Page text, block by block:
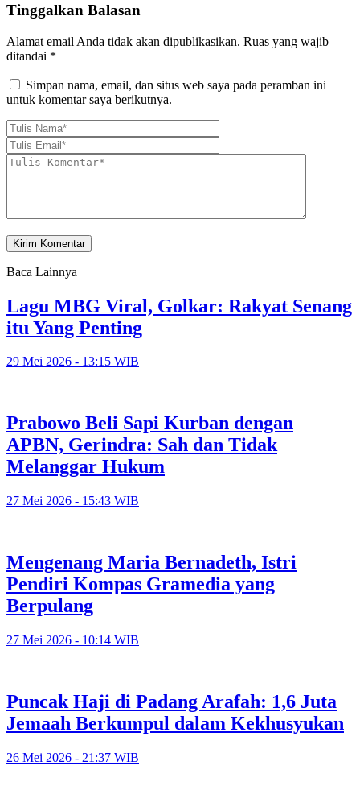
Tinggalkan Balasan
Alamat email Anda tidak akan dipublikasikan. Ruas yang wajib
ditandai *
Simpan nama, email, dan situs web saya pada peramban ini
untuk komentar saya berikutnya.
Baca Lainnya
Lagu MBG Viral, Golkar: Rakyat Senang
itu Yang Penting
29 Mei 2026 - 13:15 WIB
Prabowo Beli Sapi Kurban dengan
APBN, Gerindra: Sah dan Tidak
Melanggar Hukum
27 Mei 2026 - 15:43 WIB
Mengenang Maria Bernadeth, Istri
Pendiri Kompas Gramedia yang
Berpulang
27 Mei 2026 - 10:14 WIB
Puncak Haji di Padang Arafah: 1,6 Juta
Jemaah Berkumpul dalam Kekhusyukan
26 Mei 2026 - 21:37 WIB